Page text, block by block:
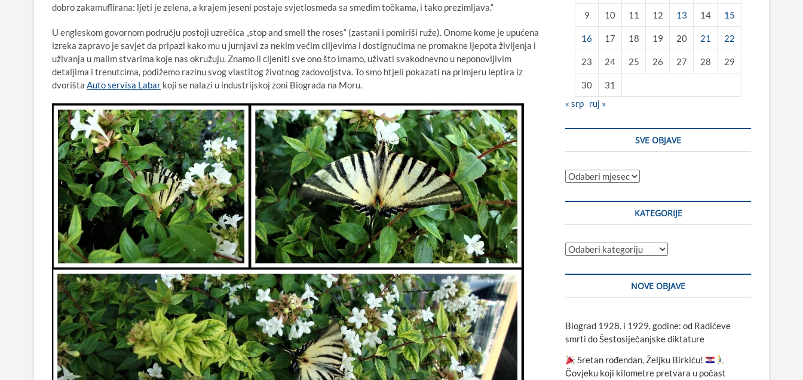
dobro zakamuflirana: ljeti je zelena, a krajem jeseni postaje svjetlosmeđa sa smeđim točkama, i tako prezimljava.“
U engleskom govornom području postoji uzrečica „stop and smell the roses“ (zastani i pomiriši ruže). Onome kome je upućena
izreka zapravo je savjet da pripazi kako mu u jurnjavi za nekim većim ciljevima i dostignućima ne promakne ljepota življenja i
uživanja u malim stvarima koje nas okružuju. Znamo li cijeniti sve ono što imamo, uživati svakodnevno u neponovljivim
detaljima i trenutcima, podižemo razinu svog vlastitog životnog zadovoljstva. To smo htjeli pokazati na primjeru leptira iz
dvorišta Auto servisa Labar koji se nalazi u industrijskoj zoni Biograda na Moru.
9 10 11 12 13 14 15
16 17 18 19 20 21 22
23 24 25 26 27 28 29
30
31
« srp ruj »
SVE OBJAVE
Sve
KATEGORIJE
Kategorije
NOVE OBJAVE
Biograd 1928. i 1929. godine: od Radićeve
smrti do Šestosiječanjske diktature
Sretan rođendan, Željku Birkiću!
Čovjeku koji kilometre pretvara u počast